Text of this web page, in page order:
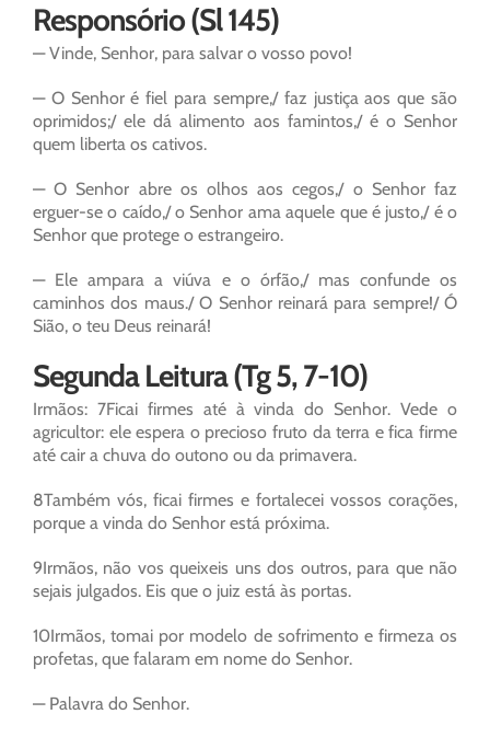
Responsório (Sl 145)
— Vinde, Senhor, para salvar o vosso povo!
— O Senhor é fiel para sempre,/ faz justiça aos que são
oprimidos;/ ele dá alimento aos famintos,/ é o Senhor
quem liberta os cativos.
— O Senhor abre os olhos aos cegos,/ o Senhor faz
erguer-se o caído,/ o Senhor ama aquele que é justo,/ é o
Senhor que protege o estrangeiro.
— Ele ampara a viúva e o órfão,/ mas confunde os
caminhos dos maus./ O Senhor reinará para sempre!/ Ó
Sião, o teu Deus reinará!
Segunda Leitura (Tg 5, 7-10)
Irmãos: 7Ficai firmes até à vinda do Senhor. Vede o
agricultor: ele espera o precioso fruto da terra e fica firme
até cair a chuva do outono ou da primavera.
8Também vós, ficai firmes e fortalecei vossos corações,
porque a vinda do Senhor está próxima.
9Irmãos, não vos queixeis uns dos outros, para que não
sejais julgados. Eis que o juiz está às portas.
10Irmãos, tomai por modelo de sofrimento e firmeza os
profetas, que falaram em nome do Senhor.
— Palavra do Senhor.